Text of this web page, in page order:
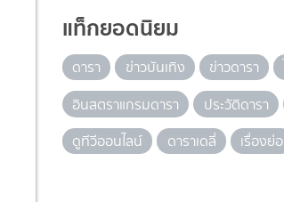
แท็กยอดนิยม
ดารา ข่าวบันเทิง ข่าวดารา
อินสตราแกรมดารา
ประวัติดารา
ดูทีวีออนไลน์
ดาราเดลี่ เรื่องย่อ